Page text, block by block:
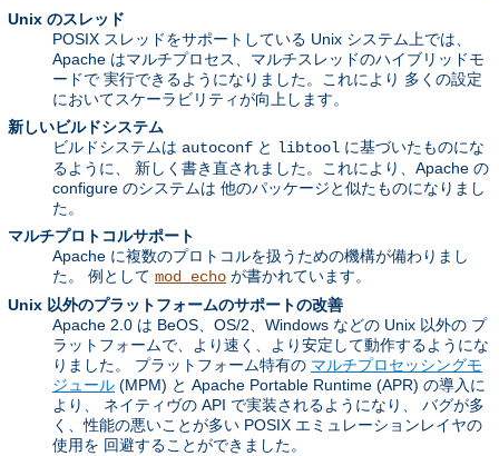
Unix のスレッド
POSIX スレッドをサポートしている Unix システム上では、
Apache はマルチプロセス、マルチスレッドのハイブリッドモ
ードで 実行できるようになりました。これにより 多くの設定
においてスケーラビリティが向上します。
新しいビルドシステム
ビルドシステムは autoconf と libtool に基づいたものにな
るように、 新しく書き直されました。これにより、Apache の
configure のシステムは 他のパッケージと似たものになりまし
た。
マルチプロトコルサポート
Apache に複数のプロトコルを扱うための機構が備わりまし
た。 例として mod_echo が書かれています。
Unix 以外のプラットフォームのサポートの改善
Apache 2.0 は BeOS、OS/2、Windows などの Unix 以外の プ
ラットフォームで、より速く、より安定して動作するようにな
りました。 プラットフォーム特有の マルチプロセッシングモ
ジュール (MPM) と Apache Portable Runtime (APR) の導入に
より、 ネイティヴの API で実装されるようになり、 バグが多
く、性能の悪いことが多い POSIX エミュレーションレイヤの
使用を 回避することができました。